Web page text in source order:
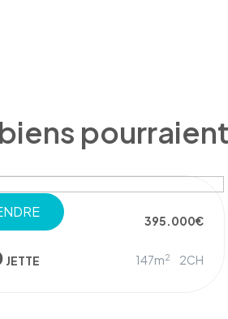
395.000€
JETTE 147m2 2CH